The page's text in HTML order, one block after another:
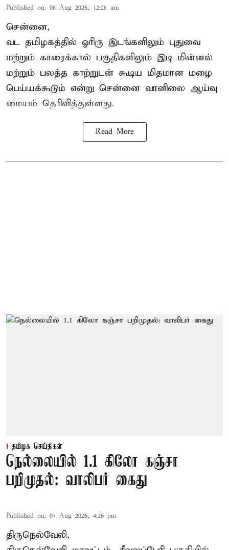
Published on: 08 Aug 2026, 12:28 am
சென்னை,
வட தமிழகத்தில் ஓரிரு இடங்களிலும் புதுவை
மற்றும் காரைக்கால் பகுதிகளிலும் இடி மின்னல்
மற்றும் பலத்த காற்றுடன் கூடிய மிதமான மழை
பெய்யக்கூடும் என்று சென்னை வானிலை ஆய்வு
மையம் தெரிவித்துள்ளது.
Read More
தமிழக செய்திகள்
நெல்லையில் 1.1 கிலோ கஞ்சா
பறிமுதல்: வாலிபர் கைது
Published on: 07 Aug 2026, 4:26 pm
திருநெல்வேலி,